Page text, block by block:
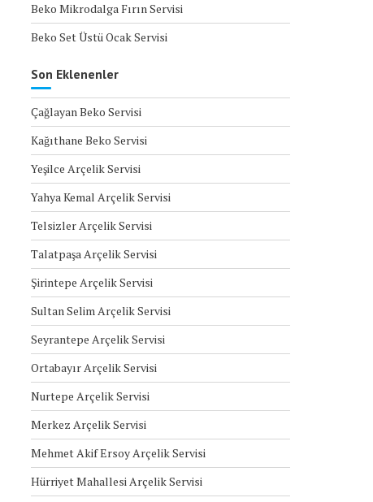
Beko Mikrodalga Fırın Servisi
Beko Set Üstü Ocak Servisi
Son Eklenenler
Çağlayan Beko Servisi
Kağıthane Beko Servisi
Yeşilce Arçelik Servisi
Yahya Kemal Arçelik Servisi
Telsizler Arçelik Servisi
Talatpaşa Arçelik Servisi
Şirintepe Arçelik Servisi
Sultan Selim Arçelik Servisi
Seyrantepe Arçelik Servisi
Ortabayır Arçelik Servisi
Nurtepe Arçelik Servisi
Merkez Arçelik Servisi
Mehmet Akif Ersoy Arçelik Servisi
Hürriyet Mahallesi Arçelik Servisi